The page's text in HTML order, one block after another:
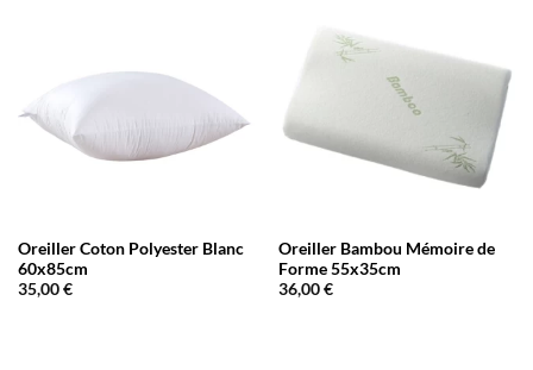
Oreiller Coton Polyester Blanc
60x85cm
35,00€
Oreiller Bambou Mémoire de
Forme 55x35cm
36,00€